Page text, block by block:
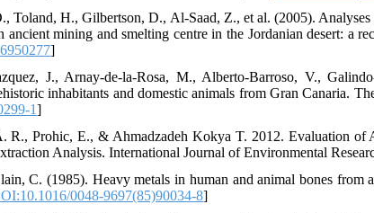
Toland, H., Gilbertson, D., Al-Saad, Z., et al. (2005). Analyses
mining and smelting centre in the Jordanian desert: a
]
J., Arnay-de-la-Rosa, M., Alberto-Barroso, V.,
inhabitants and domestic animals from Gran Canaria.
1]
Prohic, E., & Ahmadzadeh Kokya T. 2012. Evaluation of
Analysis. International Journal of Environmental
C. (1985). Heavy metals in human and animal bones from
0048-9697(85)90034-8]